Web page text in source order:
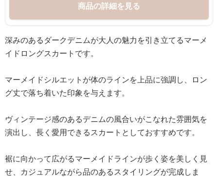
商品の詳細を見る
深みのあるダークデニムが大人の魅力を引き立てるマーメ
イドロングスカートです。
マーメイドシルエットが体のラインを上品に強調し、ロン
グ丈で落ち着いた印象を与えます。
ヴィンテージ感のあるデニムの風合いがこなれた雰囲気を
演出し、長く愛用できるスカートとしておすすめです。
裾に向かって広がるマーメイドラインが歩く姿を美しく見
せ、カジュアルながら品のあるスタイリングが完成しま